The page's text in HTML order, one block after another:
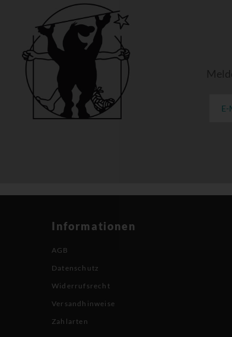
Informationen
AGB
Datenschutz
Widerrufsrecht
Versandhinweise
Zahlarten